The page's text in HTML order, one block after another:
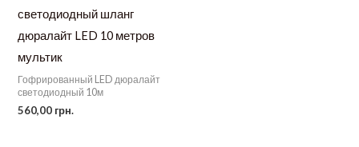
светодиодный шланг
дюралайт LED 10 метров
мультик
Гофрированный LED дюралайт
светодиодный 10м
560,00 грн.